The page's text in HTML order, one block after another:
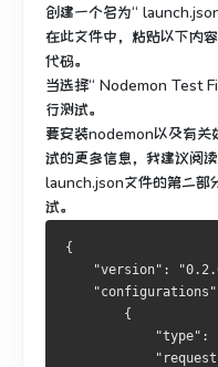
创建一个名为“
在此文件中，粘贴以下内容
代码。
当选择“ Nodemon Test
行测试。
要安装nodemon以及有
试的更多信息，我建议阅
launch.json文件的第二部
试。
{
"version":
        {
"type":